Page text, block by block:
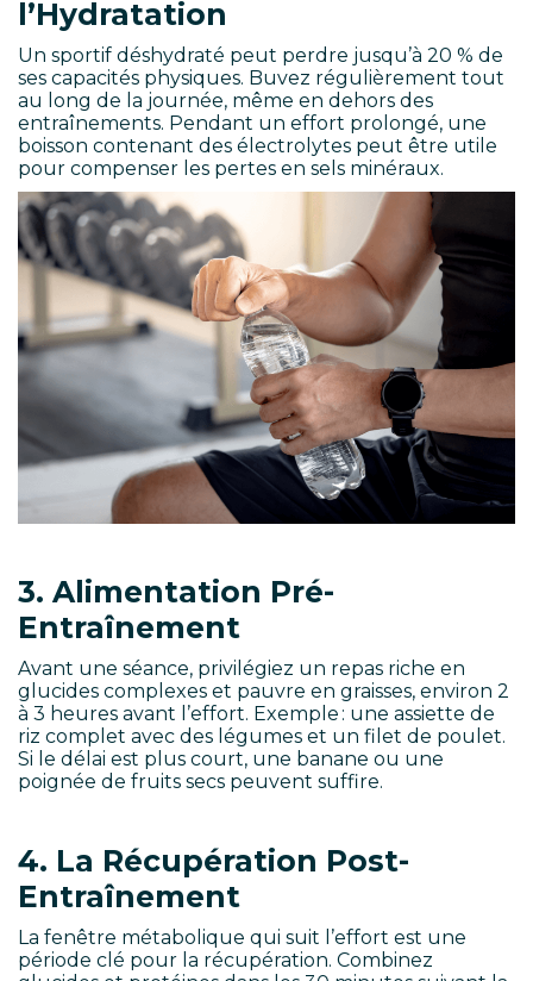
l’Hydratation
Un sportif déshydraté peut perdre jusqu’à 20 % de
ses capacités physiques. Buvez régulièrement tout
au long de la journée, même en dehors des
entraînements. Pendant un effort prolongé, une
boisson contenant des électrolytes peut être utile
pour compenser les pertes en sels minéraux.
3. Alimentation Pré-
Entraînement
Avant une séance, privilégiez un repas riche en
glucides complexes et pauvre en graisses, environ 2
à 3 heures avant l’effort. Exemple : une assiette de
riz complet avec des légumes et un filet de poulet.
Si le délai est plus court, une banane ou une
poignée de fruits secs peuvent suffire.
4. La Récupération Post-
Entraînement
La fenêtre métabolique qui suit l’effort est une
période clé pour la récupération. Combinez